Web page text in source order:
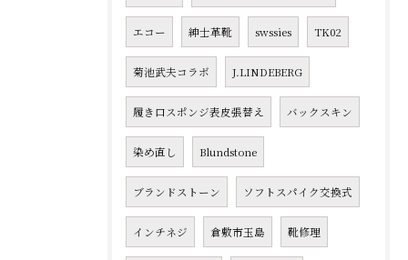
エコー 紳士革靴 swssies TK02
菊池武夫コラボ J.LINDEBERG
履き口スポンジ表皮張替え バックスキン
染め直し Blundstone
ブランドストーン ソフトスパイク交換式
インチネジ 倉敷市玉島 靴修理